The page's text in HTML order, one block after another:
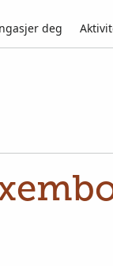
deg